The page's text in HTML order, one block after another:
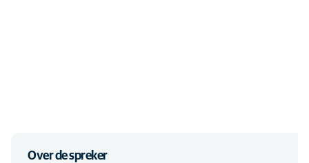
Over de spreker